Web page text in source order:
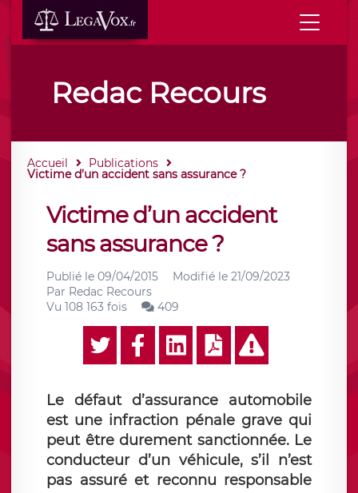
Redac Recours
Accueil Publications
Victime d’un accident sans assurance ?
Victime d’un accident
sans assurance ?
Publié le 09/04/2015 Modifié le 21/09/2023
Par Redac Recours
Vu 108 163 fois
409
Le défaut d’assurance automobile
est une infraction pénale grave qui
peut être durement sanctionnée. Le
conducteur d’un véhicule, s’il n’est
pas assuré et reconnu responsable